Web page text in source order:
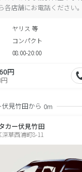
店舗にお電話ください。
ヤリス 等
コンパクト
08:00-20:00
円
見竹田から 0m
カー伏見竹田
草西浦町8-11